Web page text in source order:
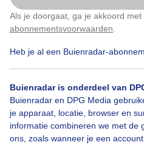
Als je doorgaat, ga je akkoord met
abonnementsvoorwaarden
Heb je al een Buienradar-
Buienradar is onderdeel van
Buienradar en DPG Media
je apparaat, locatie, browser en
informatie combineren we met de
ons, zoals wanneer je een
Geersdijk, Zeeland Rond
wolken, het is windstil.
Door: Geeske Harkema Gemaakt:
Nazomeren_in_zeeland
Klik hierom dit